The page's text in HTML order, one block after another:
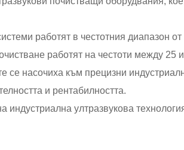
работят в честотния диапазон
работят на честоти между
се насочиха към прецизни
и рентабилността.
ултразвукова